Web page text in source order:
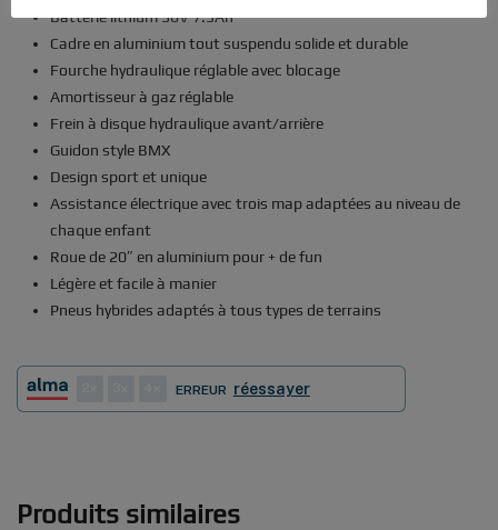
Batterie lithium 36V 7.5Ah
Cadre en aluminium tout suspendu solide et durable
Fourche hydraulique réglable avec blocage
Amortisseur à gaz réglable
Frein à disque hydraulique avant/arrière
Guidon style BMX
Design sport et unique
Assistance électrique avec trois map adaptées au niveau de
chaque enfant
Roue de 20″ en aluminium pour + de fun
Légère et facile à manier
Pneus hybrides adaptés à tous types de terrains
ERREUR réessayer
Produits similaires